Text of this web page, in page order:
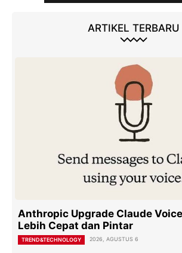
ARTIKEL TERBARU
Anthropic Upgrade Claude
Lebih Cepat dan Pintar
TREND&TECHNOLOGY 2026, AGUSTUS 6